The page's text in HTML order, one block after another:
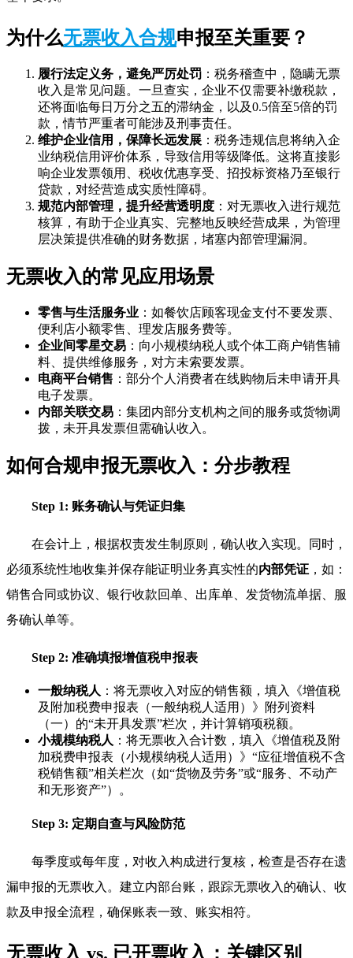
为什么无票收入合规申报至关重要？
履行法定义务，避免严厉处罚 ：税务稽查中，隐瞒无票
收入是常见问题。一旦查实，企业不仅需要补缴税款，
还将面临每日万分之五的滞纳金，以及0.5倍至5倍的罚
款，情节严重者可能涉及刑事责任。
维护企业信用，保障长远发展 ：税务违规信息将纳入企
业纳税信用评价体系，导致信用等级降低。这将直接影
响企业发票领用、税收优惠享受、招投标资格乃至银行
贷款，对经营造成实质性障碍。
规范内部管理，提升经营透明度 ：对无票收入进行规范
核算，有助于企业真实、完整地反映经营成果，为管理
层决策提供准确的财务数据，堵塞内部管理漏洞。
无票收入的常见应用场景
零售与生活服务业 ：如餐饮店顾客现金支付不要发票、
便利店小额零售、理发店服务费等。
企业间零星交易 ：向小规模纳税人或个体工商户销售辅
料、提供维修服务，对方未索要发票。
电商平台销售 ：部分个人消费者在线购物后未申请开具
电子发票。
内部关联交易 ：集团内部分支机构之间的服务或货物调
拨，未开具发票但需确认收入。
如何合规申报无票收入：分步教程
Step 1: 账务确认与凭证归集
在会计上，根据权责发生制原则，确认收入实现。同时，
必须系统性地收集并保存能证明业务真实性的内部凭证 ，如：
销售合同或协议、银行收款回单、出库单、发货物流单据、服
务确认单等。
Step 2: 准确填报增值税申报表
一般纳税人 ：将无票收入对应的销售额，填入《增值税
及附加税费申报表（一般纳税人适用）》附列资料
（一）的“未开具发票”栏次，并计算销项税额。
小规模纳税人 ：将无票收入合计数，填入《增值税及附
加税费申报表（小规模纳税人适用）》“应征增值税不含
税销售额”相关栏次（如“货物及劳务”或“服务、不动产
和无形资产”）。
Step 3: 定期自查与风险防范
每季度或每年度，对收入构成进行复核，检查是否存在遗
漏申报的无票收入。建立内部台账，跟踪无票收入的确认、收
款及申报全流程，确保账表一致、账实相符。
无票收入 vs. 已开票收入：关键区别